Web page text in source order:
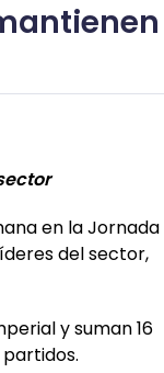
en la Jornada
del sector,
y suman 16